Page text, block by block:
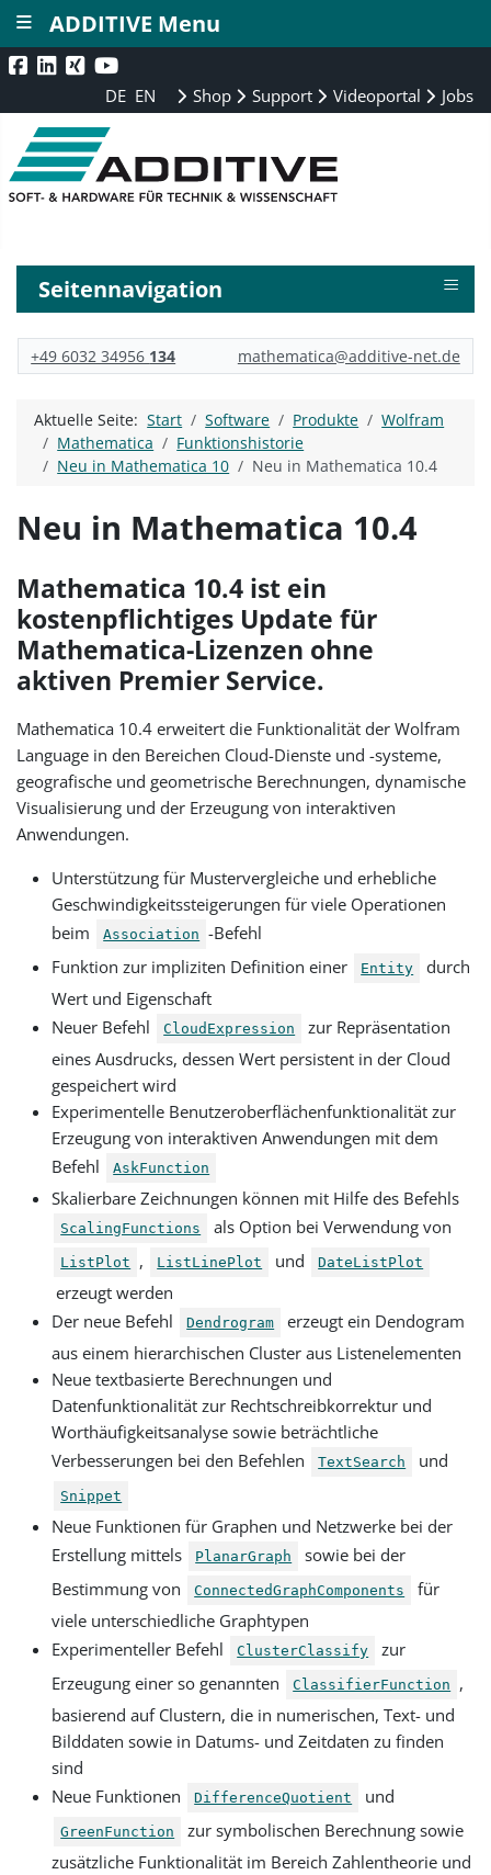
DE EN Shop Support Videoportal Jobs
Seitennavigation ≡
+49 6032 34956 134 mathematica@additive-net.de
Aktuelle Seite:Start Software Produkte
Wolfram
Mathematica
Funktionshistorie
Neu in Mathematica 10
Neu in Mathematica 10.4
Neu in Mathematica 10.4
Mathematica 10.4 ist ein
kostenpflichtiges Update für
Mathematica-Lizenzen ohne
aktiven Premier Service.
Mathematica 10.4 erweitert die Funktionalität der Wolfram
Language in den Bereichen Cloud-Dienste und -systeme,
geografische und geometrische Berechnungen, dynamische
Visualisierung und der Erzeugung von interaktiven
Anwendungen.
Unterstützung für Mustervergleiche und erhebliche
Geschwindigkeitssteigerungen für viele Operationen
beim
Association
-Befehl
Funktion zur impliziten Definition einer
Entity
durch
Wert und Eigenschaft
Neuer Befehl
CloudExpression
zur Repräsentation
eines Ausdrucks, dessen Wert persistent in der Cloud
gespeichert wird
Experimentelle Benutzeroberflächenfunktionalität zur
Erzeugung von interaktiven Anwendungen mit dem
Befehl
AskFunction
Skalierbare Zeichnungen können mit Hilfe des Befehls
ScalingFunctions als Option bei Verwendung von
ListPlot , ListLinePlot und DateListPlot
erzeugt werden
Der neue Befehl
Dendrogram
erzeugt ein Dendogram
aus einem hierarchischen Cluster aus Listenelementen
Neue textbasierte Berechnungen und
Datenfunktionalität zur Rechtschreibkorrektur und
Worthäufigkeitsanalyse sowie beträchtliche
Verbesserungen bei den Befehlen
TextSearch und
Snippet
Neue Funktionen für Graphen und Netzwerke bei der
Erstellung mittels
PlanarGraph
sowie bei der
Bestimmung von
ConnectedGraphComponents
für
viele unterschiedliche Graphtypen
Experimenteller Befehl
ClusterClassify
zur
Erzeugung einer so genannten
ClassifierFunction
,
basierend auf Clustern, die in numerischen, Text- und
Bilddaten sowie in Datums- und Zeitdaten zu finden
sind
Neue Funktionen
DifferenceQuotient und
GreenFunction
zur symbolischen Berechnung sowie
zusätzliche Funktionalität im Bereich Zahlentheorie und
ADDITIVE Menu
≡